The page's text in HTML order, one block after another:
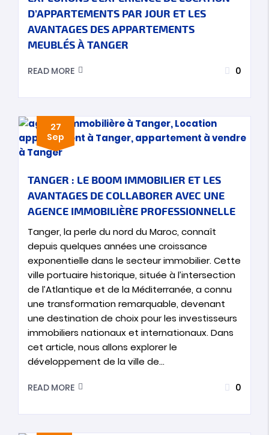
D’APPARTEMENTS PAR JOUR ET LES
AVANTAGES DES APPARTEMENTS
MEUBLÉS À TANGER
READ MORE 0
27
Sep
TANGER : LE BOOM IMMOBILIER ET LES
AVANTAGES DE COLLABORER AVEC UNE
AGENCE IMMOBILIÈRE PROFESSIONNELLE
Tanger, la perle du nord du Maroc, connaît
depuis quelques années une croissance
exponentielle dans le secteur immobilier. Cette
ville portuaire historique, située à l’intersection
de l’Atlantique et de la Méditerranée, a connu
une transformation remarquable, devenant
une destination de choix pour les investisseurs
immobiliers nationaux et internationaux. Dans
cet article, nous allons explorer le
développement de la ville de…
READ MORE 0